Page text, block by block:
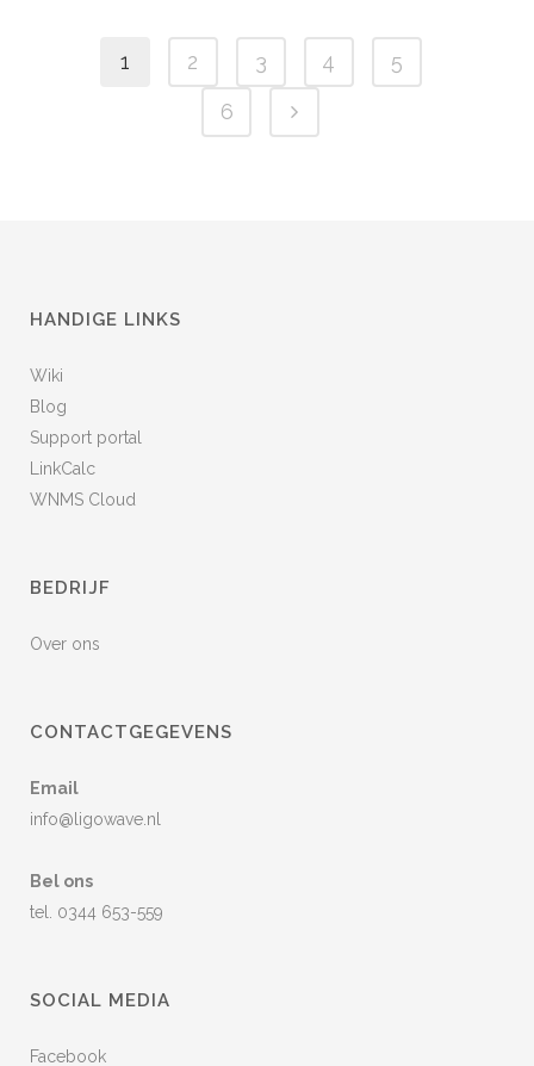
1 2 3 4
5
6
HANDIGE LINKS
Wiki
Blog
Support portal
LinkCalc
WNMS Cloud
BEDRIJF
Over ons
CONTACTGEGEVENS
Email
info@ligowave.nl
Bel ons
tel. 0344 653-559
SOCIAL MEDIA
Facebook